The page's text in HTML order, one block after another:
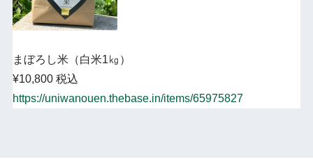
まぼろし米（白米1㎏）
¥10,800 税込
https://uniwanouen.thebase.in/items/65975827